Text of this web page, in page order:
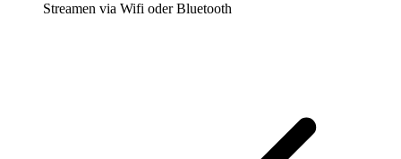
Streamen via Wifi oder Bluetooth